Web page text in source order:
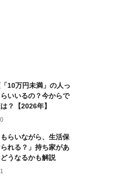
10万円未満」の人っ
いいるの？今からで
？【2026年】
もらいながら、生活保
れる？」持ち家があ
うなるかも解説